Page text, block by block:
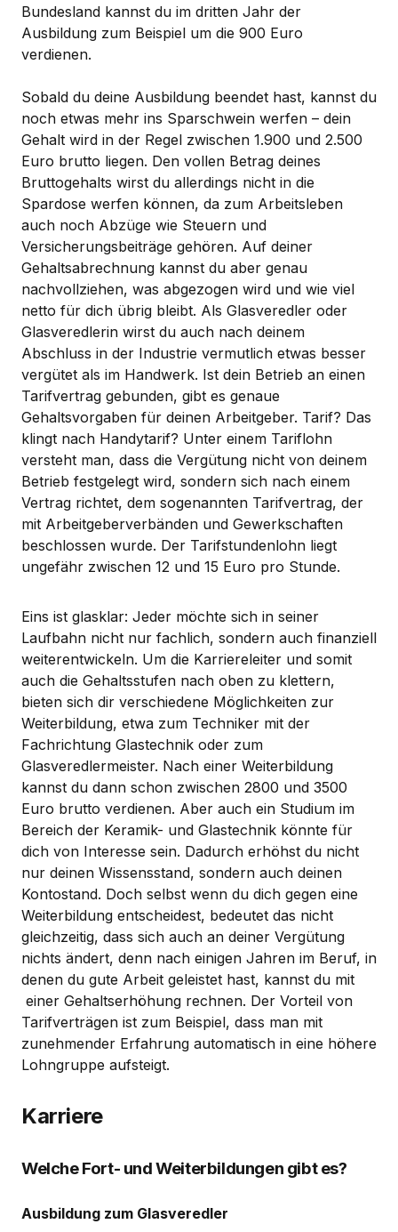
Bundesland kannst du im dritten Jahr der
Ausbildung zum Beispiel um die 900 Euro
verdienen.
Sobald du deine Ausbildung beendet hast, kannst du
noch etwas mehr ins Sparschwein werfen – dein
Gehalt wird in der Regel zwischen 1.900 und 2.500
Euro brutto liegen. Den vollen Betrag deines
Bruttogehalts wirst du allerdings nicht in die
Spardose werfen können, da zum Arbeitsleben
auch noch Abzüge wie Steuern und
Versicherungsbeiträge gehören. Auf deiner
Gehaltsabrechnung kannst du aber genau
nachvollziehen, was abgezogen wird und wie viel
netto für dich übrig bleibt. Als Glasveredler oder
Glasveredlerin wirst du auch nach deinem
Abschluss in der Industrie vermutlich etwas besser
vergütet als im Handwerk. Ist dein Betrieb an einen
Tarifvertrag gebunden, gibt es genaue
Gehaltsvorgaben für deinen Arbeitgeber. Tarif? Das
klingt nach Handytarif? Unter einem Tariflohn
versteht man, dass die Vergütung nicht von deinem
Betrieb festgelegt wird, sondern sich nach einem
Vertrag richtet, dem sogenannten Tarifvertrag, der
mit Arbeitgeberverbänden und Gewerkschaften
beschlossen wurde. Der Tarifstundenlohn liegt
ungefähr zwischen 12 und 15 Euro pro Stunde.
Eins ist glasklar: Jeder möchte sich in seiner
Laufbahn nicht nur fachlich, sondern auch finanziell
weiterentwickeln. Um die Karriereleiter und somit
auch die Gehaltsstufen nach oben zu klettern,
bieten sich dir verschiedene Möglichkeiten zur
Weiterbildung, etwa zum Techniker mit der
Fachrichtung Glastechnik oder zum
Glasveredlermeister. Nach einer Weiterbildung
kannst du dann schon zwischen 2800 und 3500
Euro brutto verdienen. Aber auch ein Studium im
Bereich der Keramik- und Glastechnik könnte für
dich von Interesse sein. Dadurch erhöhst du nicht
nur deinen Wissensstand, sondern auch deinen
Kontostand. Doch selbst wenn du dich gegen eine
Weiterbildung entscheidest, bedeutet das nicht
gleichzeitig, dass sich auch an deiner Vergütung
nichts ändert, denn nach einigen Jahren im Beruf, in
denen du gute Arbeit geleistet hast, kannst du mit
einer Gehaltserhöhung rechnen. Der Vorteil von
Tarifverträgen ist zum Beispiel, dass man mit
zunehmender Erfahrung automatisch in eine höhere
Lohngruppe aufsteigt.
Karriere
Welche Fort- und Weiterbildungen gibt es?
Ausbildung zum Glasveredler